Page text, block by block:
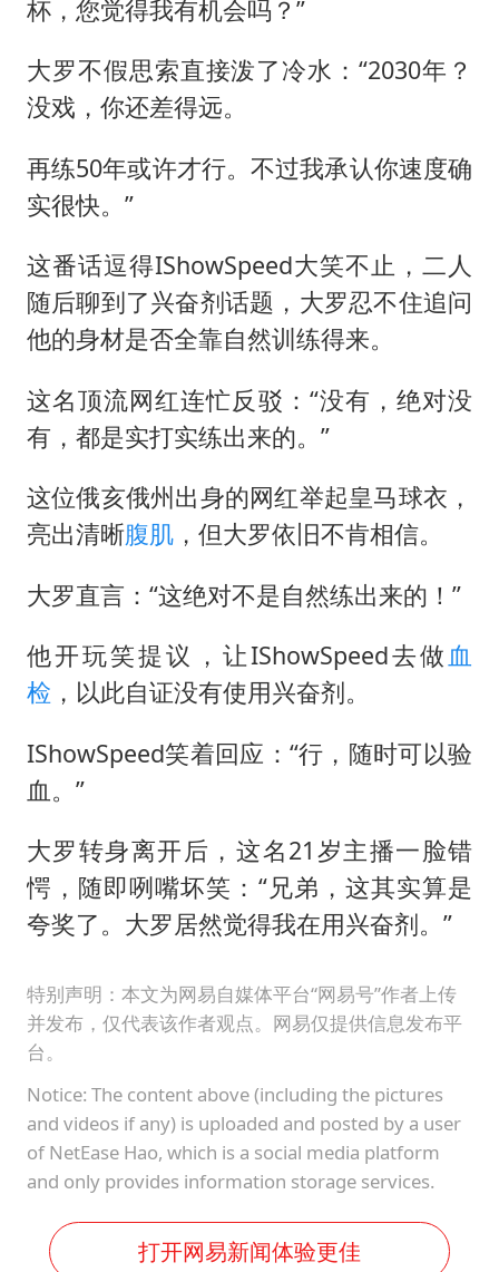
杯，您觉得我有机会吗？”
大罗不假思索直接泼了冷水：“2030年？
没戏，你还差得远。
再练50年或许才行。不过我承认你速度确
实很快。”
这番话逗得IShowSpeed大笑不止，二人
随后聊到了兴奋剂话题，大罗忍不住追问
他的身材是否全靠自然训练得来。
这名顶流网红连忙反驳：“没有，绝对没
有，都是实打实练出来的。”
这位俄亥俄州出身的网红举起皇马球衣，
亮出清晰腹肌，但大罗依旧不肯相信。
大罗直言：“这绝对不是自然练出来的！”
他开玩笑提议，让IShowSpeed去做 血
检 ，以此自证没有使用兴奋剂。
IShowSpeed笑着回应：“行，随时可以验
血。”
大罗转身离开后，这名21岁主播一脸错
愕，随即咧嘴坏笑：“兄弟，这其实算是
夸奖了。大罗居然觉得我在用兴奋剂。”
特别声明：本文为网易自媒体平台“网易号”作者上传
并发布，仅代表该作者观点。网易仅提供信息发布平
台。
Notice: The content above (including the pictures
and videos if any) is uploaded and posted by a user
of NetEase Hao, which is a social media platform
and only provides information storage services.
打开网易新闻体验更佳